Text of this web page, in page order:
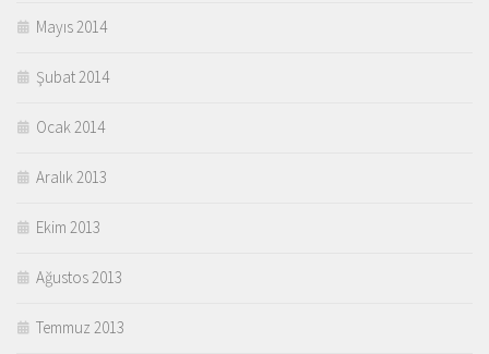
Mayıs 2014
Şubat 2014
Ocak 2014
Aralık 2013
Ekim 2013
Ağustos 2013
Temmuz 2013